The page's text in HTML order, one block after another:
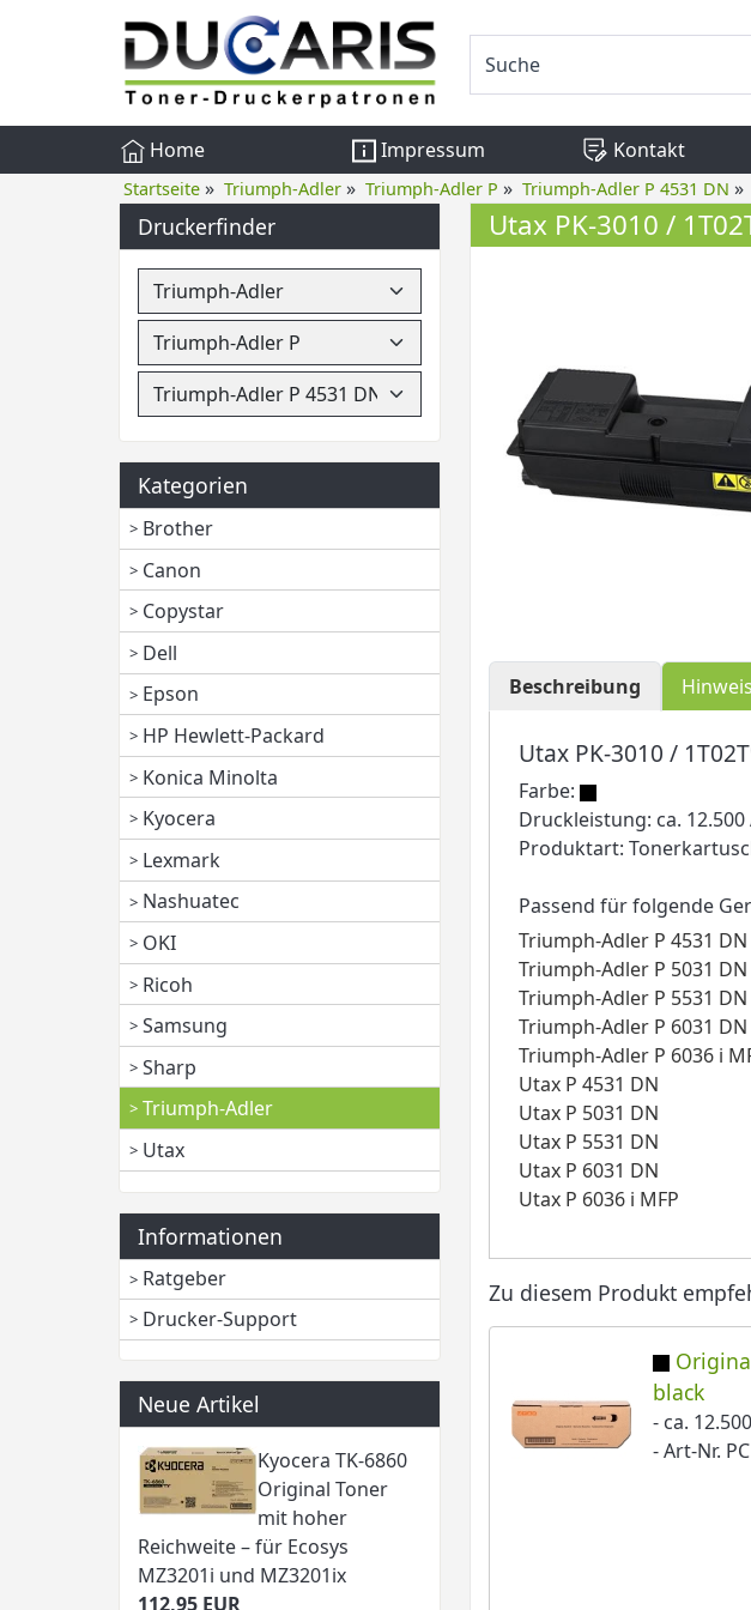
Home Impressum Kontakt
Startseite » Triumph-Adler » Triumph-Adler P » Triumph-Adler P 4531 DN »
Druckerfinder
Kategorien
Brother
Canon
Copystar
Dell
Epson
HP Hewlett-Packard
Konica Minolta
Kyocera
Lexmark
Nashuatec
OKI
Ricoh
Samsung
Sharp
Triumph-Adler
Utax
Informationen
Ratgeber
Drucker-Support
Neue Artikel
Kyocera TK-6860
Original Toner
mit hoher
Reichweite – für Ecosys
MZ3201i und MZ3201ix
112,95 EUR
Utax PK-3010 /
Beschreibung
Utax PK-3010 /
Farbe:
Druckleistung: ca.
Produktart:
Passend für folgende
Triumph-Adler P 4531 DN
Triumph-Adler P 5031 DN
Triumph-Adler P 5531 DN
Triumph-Adler P 6031 DN
Triumph-Adler P 6036 i
Utax P 4531 DN
Utax P 5031 DN
Utax P 5531 DN
Utax P 6031 DN
Utax P 6036 i MFP
Zu diesem Produkt
black
- ca.
- Art-Nr.